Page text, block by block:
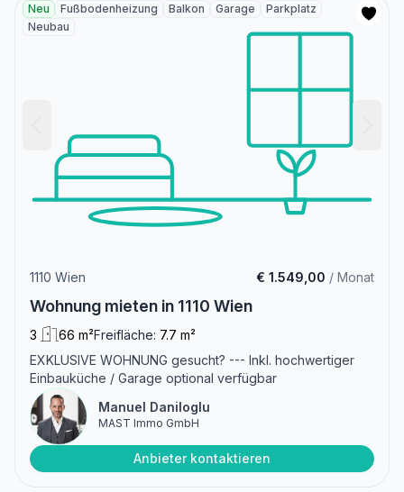
Neu Fußbodenheizung Balkon Garage
Parkplatz
Neubau
1110 Wien € 1.549,00 / Monat
Wohnung mieten in 1110 Wien
3 66 m²Freifläche: 7.7 m²
EXKLUSIVE WOHNUNG gesucht? --- Inkl. hochwertiger
Einbauküche / Garage optional verfügbar
Manuel Daniloglu
MAST Immo GmbH
Anbieter kontaktieren